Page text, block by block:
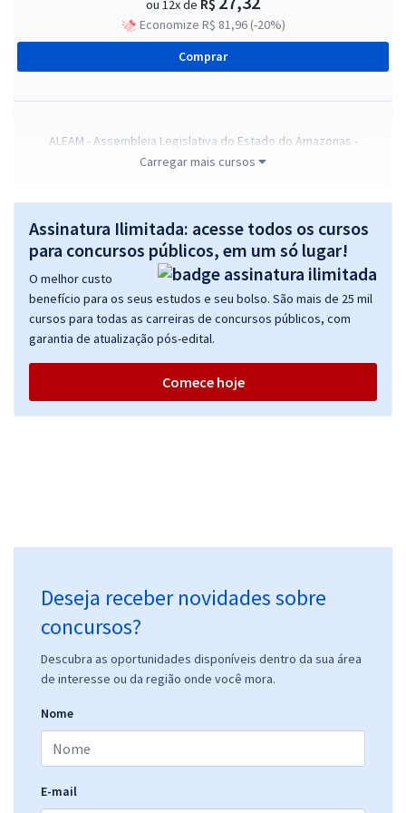
ou 12x de R$
Economize R$ 81,96 (-20%)
Comprar
ALEAM - Assembleia Legislativa do Estado do Amazonas -
Conhecimentos Básicos para os Cargos de Analista Legislativo
23,32
Economize R$ 69,96 (-20%)
Comprar
ALE AM - Assembleia Legislativa do Estado do Amazonas - Analista
Legislativo: Administrador de Banco de Dados (Pré-Edital)
à vista
ou 12x deR$30,65
ALE AM - Assembleia Legislativa do Estado do Amazonas -
R$ 479,92à vista
Comprar
ALEAM - Assembleia Legislativa do Estado do Amazonas - Analista
R$ 375,84à vista
Carregar mais cursos
Assinatura Ilimitada: acesse todos os cursos
para concursos públicos, em um só lugar!
O melhor custo
benefício para os seus estudos e seu bolso. São mais de 25 mil
cursos para todas as carreiras de concursos públicos, com
garantia de atualização pós-edital.
Comece hoje
Deseja receber novidades sobre
concursos?
Descubra as oportunidades disponíveis dentro da sua área
de interesse ou da região onde você mora.
Nome
E-mail